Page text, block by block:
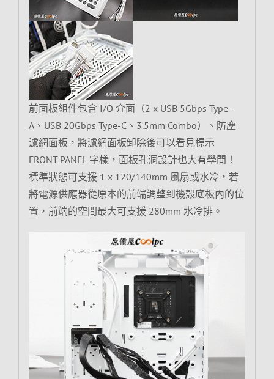
前面板組件包含 I/O 介面（2 x USB 5Gbps Type-
A、USB 20Gbps Type-C、3.5mm Combo）、防塵
濾網面板，將濾網面板卸除後可以看見標示
FRONT PANEL 字樣，面板孔洞設計也大有學問！
標準狀態可支援 1 x 120/140mm 風扇或水冷，若
將電源供應器從原本的前端調整到機殼底板內的位
置，前端的空間最大可支援 280mm 水冷排。